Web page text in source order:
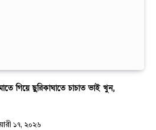
গিয়ে ছুরিকাঘাতে চাচাত ভাই খুন,
১৭, ২০২৬